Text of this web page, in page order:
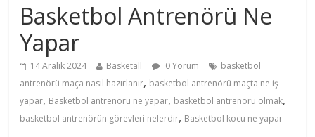
Basketbol Antrenörü Ne
Yapar
14 Aralık 2024 Basketall 0 Yorum
basketbol
antrenörü maça nasıl hazırlanır, basketbol antrenörü maçta ne iş
yapar, Basketbol antrenörü ne yapar, basketbol antrenörü olmak,
basketbol antrenörün görevleri nelerdir, Basketbol kocu ne yapar